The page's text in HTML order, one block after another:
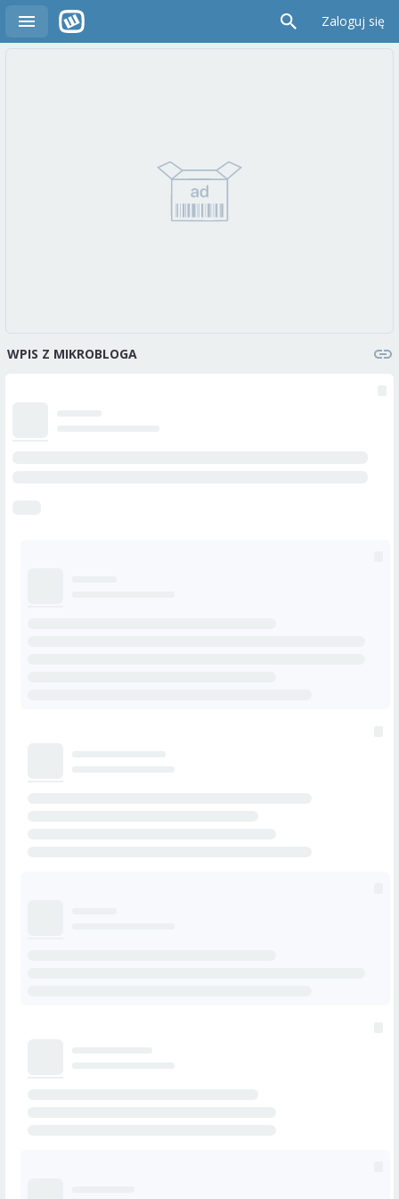
Zaloguj się
WPIS Z MIKROBLOGA